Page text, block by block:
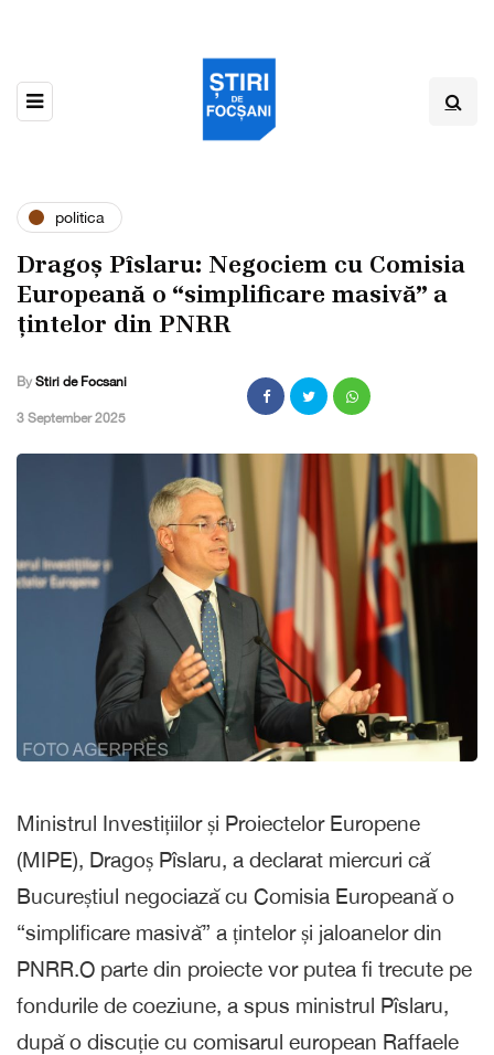
politica
Dragoș Pîslaru: Negociem cu Comisia
Europeană o “simplificare masivă” a
țintelor din PNRR
By Stiri de Focsani
,3 September 2025
Ministrul Investițiilor și Proiectelor Europene
(MIPE), Dragoș Pîslaru, a declarat miercuri că
Bucureștiul negociază cu Comisia Europeană o
“simplificare masivă” a țintelor și jaloanelor din
PNRR.O parte din proiecte vor putea fi trecute pe
fondurile de coeziune, a spus ministrul Pîslaru,
după o discuție cu comisarul european Raffaele